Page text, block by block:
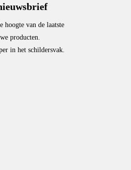
hoogte van de laatste
producten.
in het schildersvak.